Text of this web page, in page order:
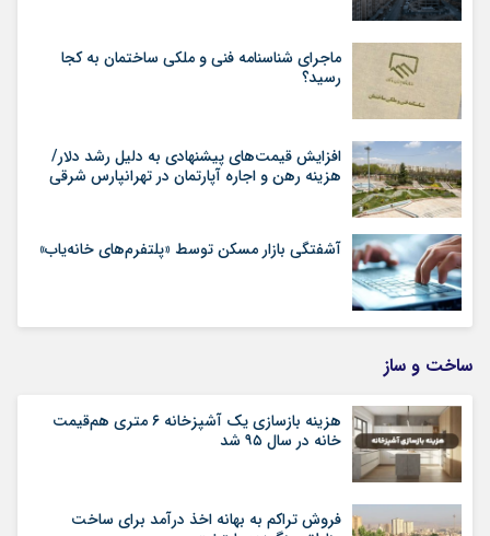
ماجرای شناسنامه‌ فنی و ملکی ساختمان به کجا
رسید؟
افزایش قیمت‌های پیشنهادی به دلیل رشد دلار/
هزینه رهن و اجاره آپارتمان در تهرانپارس شرقی
آشفتگی بازار مسکن توسط «پلتفرم‌های خانه‌یاب»
ساخت و ساز
هزینه بازسازی یک آشپزخانه ۶ متری هم‌قیمت
خانه در سال ۹۵ شد
فروش تراکم به بهانه اخذ درآمد برای ساخت